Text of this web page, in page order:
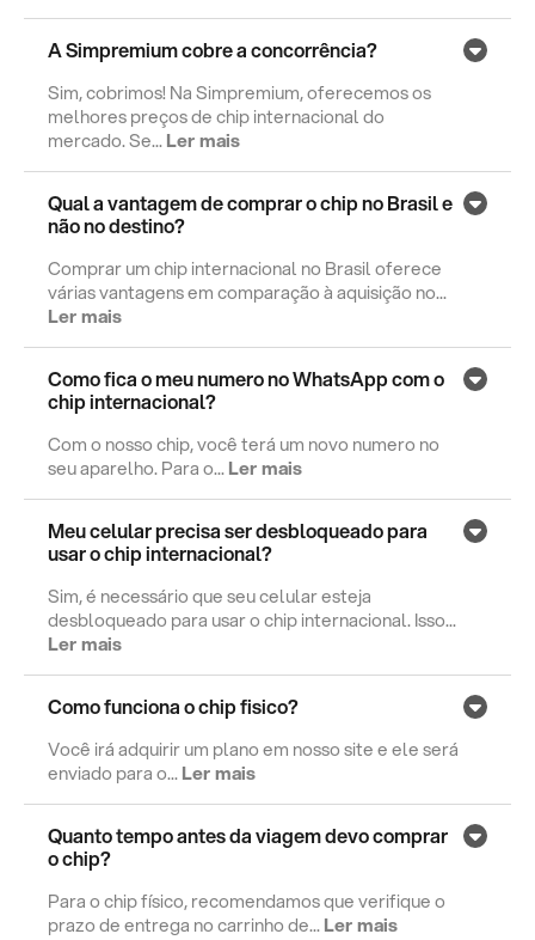
A Simpremium cobre a concorrência?
Sim, cobrimos! Na Simpremium, oferecemos os
melhores preços de chip internacional do
mercado. Se...Ler mais
Qual a vantagem de comprar o chip no Brasil e
não no destino?
Comprar um chip internacional no Brasil oferece
várias vantagens em comparação à aquisição no...
Ler mais
Como fica o meu numero no WhatsApp com o
chip internacional?
Com o nosso chip, você terá um novo numero no
seu aparelho. Para o...Ler mais
Meu celular precisa ser desbloqueado para
usar o chip internacional?
Sim, é necessário que seu celular esteja
desbloqueado para usar o chip internacional. Isso...
Ler mais
Como funciona o chip fisico?
Você irá adquirir um plano em nosso site e ele será
enviado para o...Ler mais
Quanto tempo antes da viagem devo comprar
o chip?
Para o chip físico, recomendamos que verifique o
prazo de entrega no carrinho de...Ler mais